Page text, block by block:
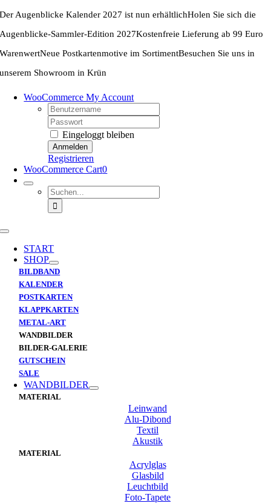
Zum
Inhalt
springen
Der Augenblicke Kalender 2027 ist nun erhältlichHolen Sie sich die
Augenblicke-Sammler-Edition 2027Kostenfreie Lieferung ab 99 Euro
WarenwertNeue Postkartenmotive im SortimentBesuchen Sie uns in
unserem Showroom in Krün
WooCommerce My Account
Username:
Password:
Eingeloggt bleiben
Registrieren
WooCommerce Cart0
Suche
nach:
Toggle
NavigationSTART
SHOP
BILDBAND
KALENDER
POSTKARTEN
KLAPPKARTEN
METAL-ART
WANDBILDER
BILDER-GALERIE
GUTSCHEIN
SALE
WANDBILDER
MATERIAL
Leinwand
Alu-Dibond
Textil
Akustik
MATERIAL
Acrylglas
Glasbild
Leuchtbild
Foto-Tapete